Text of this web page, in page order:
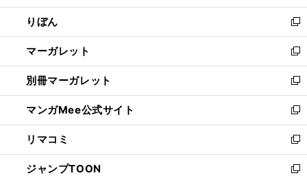
開
く
ウ
で
開
く
ン
ド
ウ
で
開
く
ウ
ィ
ン
ド
ウ
で
開
く
りぼん
新
し
い
ウ
ィ
ン
ド
ウ
で
開
く
マーガレット
新
し
い
ウ
ィ
ン
ド
ウ
で
別冊マーガレット
新
し
い
ウ
ィ
ン
ド
マンガMee公式サイト
新
し
い
ウ
ィ
リマコミ
新
し
い
ジャンプTOON
新